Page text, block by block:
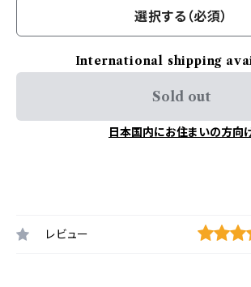
選択する（必須）
International shipping
Sold out
日本国内にお住まいの方向
レビュー